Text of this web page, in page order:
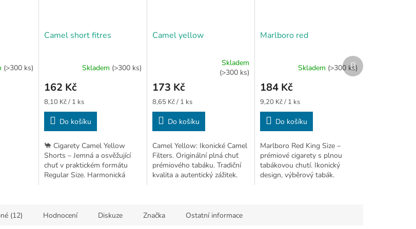
(>300 ks)
Camel short fitres
Skladem (>300 ks)
162 Kč
Měrná
cena:
8,10 Kč / 1 ks
Do košíku
🐪 Cigarety Camel Yellow
Shorts – Jemná a osvěžující
chuť v praktickém formátu
Regular Size. Harmonická
Camel yellow
produktu
je
3,3
Skladem
(>300 ks)
173 Kč
Měrná
cena:
8,65 Kč / 1 ks
Do košíku
Camel Yellow: Ikonické Camel
Filters. Originální plná chuť
prémiového tabáku. Tradiční
kvalita a autentický zážitek.
Marlboro red
Skladem (>300 ks)
184 Kč
Měrná
cena:
9,20 Kč / 1 ks
Do košíku
Marlboro Red King Size –
prémiové cigarety s plnou
tabákovou chutí. Ikonický
design, výběrový tabák.
Další
produkt
(12) Hodnocení Diskuze Značka Ostatní informace